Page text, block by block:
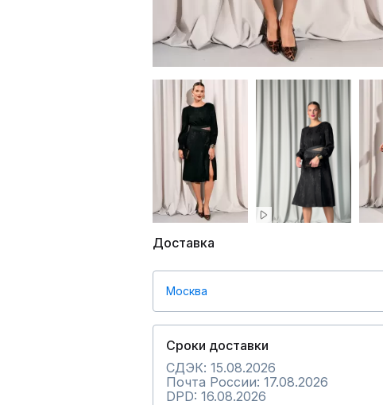
Доставка
Москва
Сроки доставки
СДЭК: 15.08.2026
Почта России: 17.08.2026
DPD: 16.08.2026